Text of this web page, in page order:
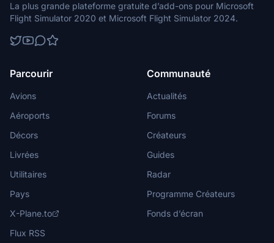
La plus grande plateforme gratuite d’add-ons pour Microsoft
Flight Simulator 2020 et Microsoft Flight Simulator 2024.
Parcourir
Avions
Aéroports
Décors
Livrées
Utilitaires
Pays
X-Plane.to
Flux RSS
Communauté
Actualités
Forums
Créateurs
Guides
Radar
Programme Créateurs
Fonds d’écran